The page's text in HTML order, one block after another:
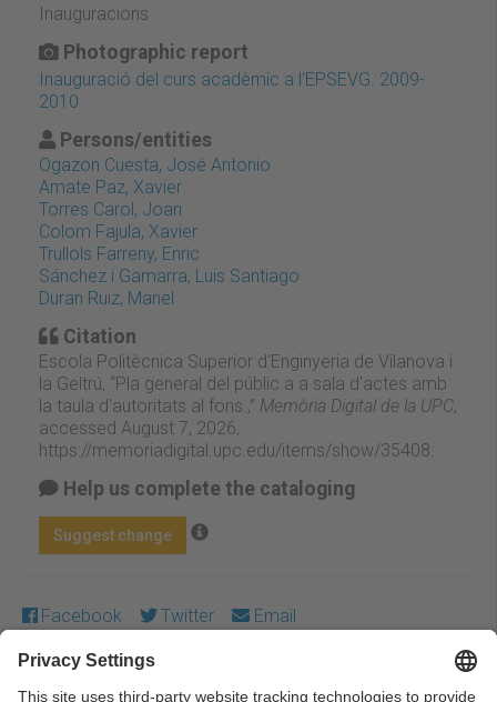
Inauguracions
Photographic report
Inauguració del curs acadèmic a l'EPSEVG. 2009-
2010
Persons/entities
Ogazon Cuesta, José Antonio
Amate Paz, Xavier
Torres Carol, Joan
Colom Fajula, Xavier
Trullols Farreny, Enric
Sánchez i Gamarra, Luis Santiago
Duran Ruiz, Manel
Citation
Escola Politècnica Superior d'Enginyeria de Vilanova i
la Geltrú, “Pla general del públic a a sala d'actes amb
la taula d'autoritats al fons.,” Memòria Digital de la UPC,
accessed August 7, 2026,
https://memoriadigital.upc.edu/items/show/35408
Help us complete the cataloging
Suggest change
Facebook Twitter Email